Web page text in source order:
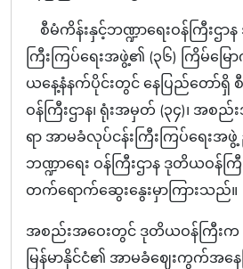
စီမံကိန်းနှင့်ဘဏ္ဍာရေးဝန်ကြီးဌာ
ကြီးကြပ်ရေးအဖွဲ့၏ (၃၆) ကြိမ်မြ
ယနေ့နံနက်ပိုင်းတွင် နေပြည်တော်ရှိ
ဝန်ကြီးဌာန၊ ရုံးအမှတ် (၃၄)၊ အစည်
ရာ အာမခံလုပ်ငန်းကြီးကြပ်ရေးအဖွဲ့
ဘဏ္ဍာရေး ဝန်ကြီးဌာန ဒုတိယဝန်ကြီ
တက်ရောက်ဆွေးနွေးမှာကြားသည်။
အစည်းအဝေးတွင် ဒုတိယဝန်ကြီးက ပ
မြန်မာနိုင်ငံ၏ အာမခံဈေးကွက်အန